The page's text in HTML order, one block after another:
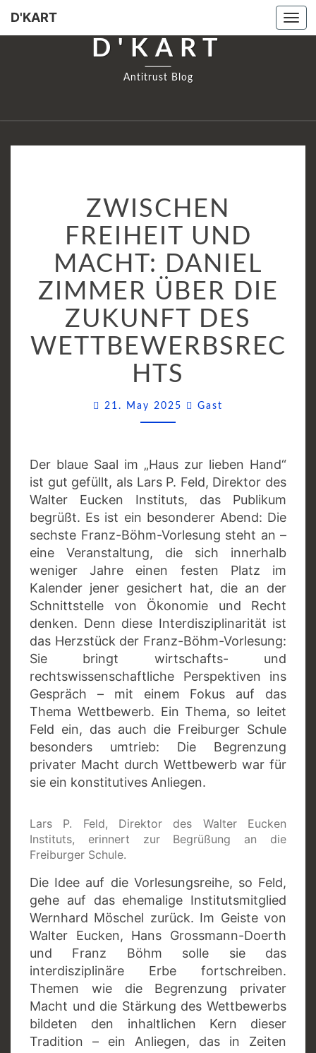
D'KART
D'KART
Antitrust Blog
FREIHEIT
UND
MACHT:
DANIEL
ZIMMER
ÜBER
DIE
ZUKUNFT
DES
ZWISCHEN
FREIHEIT UND
MACHT: DANIEL
ZIMMER ÜBER DIE
ZUKUNFT DES
WETTBEWERBSREC
HTS
21. May 2025 Gast
Der blaue Saal im „Haus zur lieben Hand“
ist gut gefüllt, als Lars P. Feld, Direktor des
Walter Eucken Instituts, das Publikum
begrüßt. Es ist ein besonderer Abend: Die
sechste Franz-Böhm-Vorlesung steht an –
eine Veranstaltung, die sich innerhalb
weniger Jahre einen festen Platz im
Kalender jener gesichert hat, die an der
Schnittstelle von Ökonomie und Recht
denken. Denn diese Interdisziplinarität ist
das Herzstück der Franz-Böhm-Vorlesung:
Sie bringt wirtschafts- und
rechtswissenschaftliche Perspektiven ins
Gespräch – mit einem Fokus auf das
Thema Wettbewerb. Ein Thema, so leitet
Feld ein, das auch die Freiburger Schule
besonders umtrieb: Die Begrenzung
privater Macht durch Wettbewerb war für
sie ein konstitutives Anliegen.
Lars P. Feld, Direktor des Walter Eucken
Instituts, erinnert zur Begrüßung an die
Freiburger Schule.
Die Idee auf die Vorlesungsreihe, so Feld,
gehe auf das ehemalige Institutsmitglied
Wernhard Möschel zurück. Im Geiste von
Walter Eucken, Hans Grossmann-Doerth
und Franz Böhm solle sie das
interdisziplinäre Erbe fortschreiben.
Themen wie die Begrenzung privater
Macht und die Stärkung des Wettbewerbs
bildeten den inhaltlichen Kern dieser
Tradition – ein Anliegen, das in Zeiten